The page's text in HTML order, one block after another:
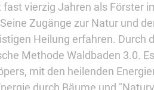
vierzig Jahren als Förster
Zugänge zur Natur und
Heilung erfahren.
Methode Waldbaden 3.0.
mit den heilenden